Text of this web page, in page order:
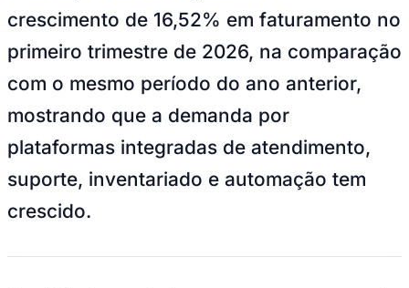
crescimento de 16,52% em faturamento no
primeiro trimestre de 2026, na comparação
com o mesmo período do ano anterior,
mostrando que a demanda por
plataformas integradas de atendimento,
suporte, inventariado e automação tem
crescido.